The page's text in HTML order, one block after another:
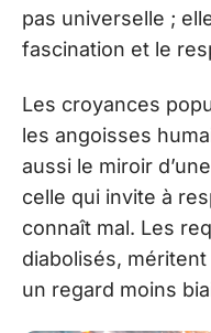
pas universelle ;
fascination et le
Les croyances
les angoisses
aussi le miroir
celle qui invite à
connaît mal. Les
diabolisés,
un regard moins